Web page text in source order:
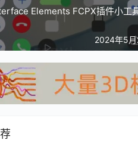
Elements FCPX插件小工
2024年5